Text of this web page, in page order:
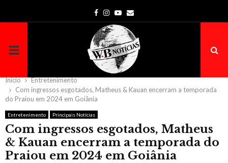
Facebook
Instagram
Youtube
Email
PRIMARY
MENU
Início
Entretenimento
Com ingressos esgotados, Matheus & Kauan encerram a temporada
do Praiou em 2024 em Goiânia
Entretenimento Principais Notícias
Com ingressos esgotados, Matheus
& Kauan encerram a temporada do
Praiou em 2024 em Goiânia